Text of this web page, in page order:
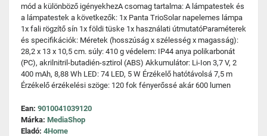
mód a különböző igényekhezA csomag tartalma: A lámpatestek és
a lámpatestek a következők: 1x Panta TrioSolar napelemes lámpa
1x fali rögzítő sín 1x földi tüske 1x használati útmutatóParaméterek
és specifikációk: Méretek (hosszúság x szélesség x magasság):
28,2 x 13 x 10,5 cm. súly: 410 g védelem: IP44 anya polikarbonát
(PC), akrilnitril-butadién-sztirol (ABS) Akkumulátor: Li-Ion 3,7 V, 2
400 mAh, 8,88 Wh LED: 74 LED, 5 W Érzékelő hatótávolsá 7,5 m
Érzékelő érzékelési szöge: 120 fok fényerőssé akár 600 lumen
Ean: 9010041039120
Márka: MediaShop
Eladó: 4Home